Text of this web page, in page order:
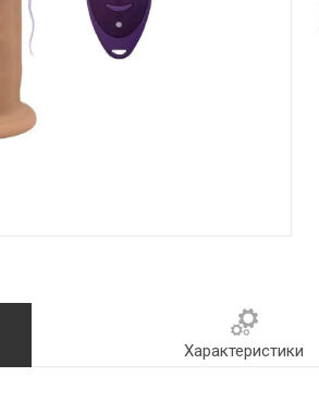
Характеристики